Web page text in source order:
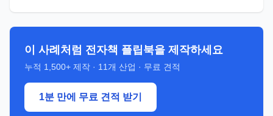
이 사례처럼 전자책 플립북을 제작하세요
누적 1,500+ 제작 · 11 개 산업 · 무료 견적
1분 만에 무료 견적 받기